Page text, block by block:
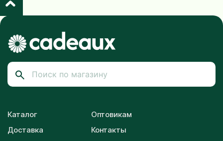
Каталог
Доставка
Оптовикам
Контакты